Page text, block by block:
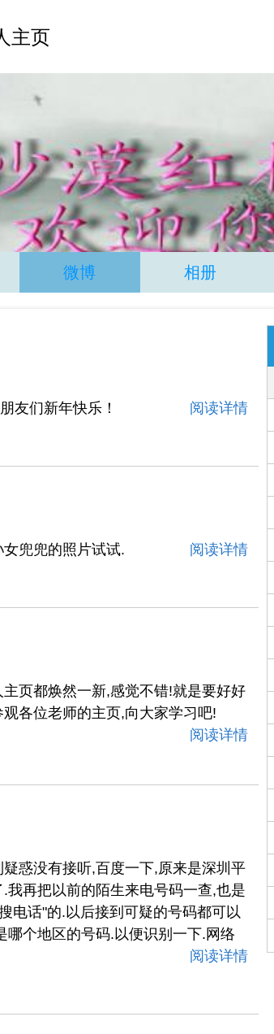
主页
微博 相册
友们新年快乐！
阅读详情
兜兜的照片试试.
阅读详情
页都焕然一新,感觉不错!就是要好好
各位老师的主页,向大家学习吧!
阅读详情
惑没有接听,百度一下,原来是深圳平
再把以前的陌生来电号码一查,也是
电话"的.以后接到可疑的号码都可以
个地区的号码.以便识别一下.网络
阅读详情